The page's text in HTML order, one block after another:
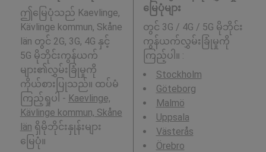
ဤမြေပုံသည် Kaevlinge,
Kävlinge kommun, Skåne
län တွင် 2G, 3G, 4G နှင့်
5G မိုဘိုင်းကွန်ယက်
များ၏လွှမ်းခြုံမှုကို
ကိုယ်စားပြုသည်။ ထပ်မံ
ကြည့်ရှုပါ - Kaevlinge,
Kävlinge kommun, Skåne
län ရှိမိုဘိုင်းနှုန်းများ
မြေပုံ။
မြေပုံများ
တွင် 3G / 4G / 5G မိုဘိုင်း
ကွန်ယက်လွှမ်းခြုံမှုကို
ကြည့်ပါ။ :
Stockholm
Göteborg
Malmö
Uppsala
Västerås
Örebro